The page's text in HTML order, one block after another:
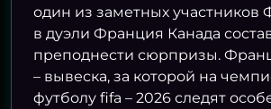
04.07 01:00
АРГЕНТИНА
КАБО-ВЕРДЕ
один из заметных
в дуэли Франция Канада
преподнести сюрпризы.
– вывеска, за которой на
футболу fifa – 2026 следят